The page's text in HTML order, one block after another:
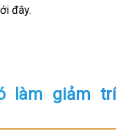
đây.
làm giảm trí